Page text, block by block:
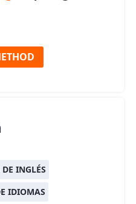
INGLÉS
IDIOMAS